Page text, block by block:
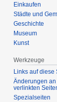
Einkaufen
Städte und
Geschichte
Museum
Kunst
Werkzeuge
Links auf diese
Änderungen an
verlinkten
Spezialseiten